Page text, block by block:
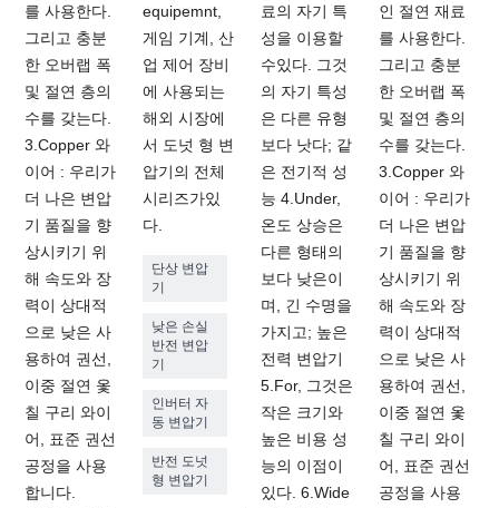
를 사용한다.
그리고 충분
한 오버랩 폭
및 절연 층의
수를 갖는다.
3.Copper 와
이어 : 우리가
더 나은 변압
기 품질을 향
상시키기 위
해 속도와 장
력이 상대적
으로 낮은 사
용하여 권선,
이중 절연 옻
칠 구리 와이
어, 표준 권선
공정을 사용
합니다.
equipemnt,
게임 기계, 산
업 제어 장비
에 사용되는
해외 시장에
서 도넛 형 변
압기의 전체
시리즈가있
다.
단상 변압
기
낮은 손실
반전 변압
기
인버터 자
동 변압기
반전 도넛
형 변압기
료의 자기 특
성을 이용할
수있다. 그것
의 자기 특성
은 다른 유형
보다 낫다; 같
은 전기적 성
능 4.Under,
온도 상승은
다른 형태의
보다 낮은이
며, 긴 수명을
가지고; 높은
전력 변압기
5.For, 그것은
작은 크기와
높은 비용 성
능의 이점이
있다. 6.Wide
인 절연 재료
를 사용한다.
그리고 충분
한 오버랩 폭
및 절연 층의
수를 갖는다.
3.Copper 와
이어 : 우리가
더 나은 변압
기 품질을 향
상시키기 위
해 속도와 장
력이 상대적
으로 낮은 사
용하여 권선,
이중 절연 옻
칠 구리 와이
어, 표준 권선
공정을 사용